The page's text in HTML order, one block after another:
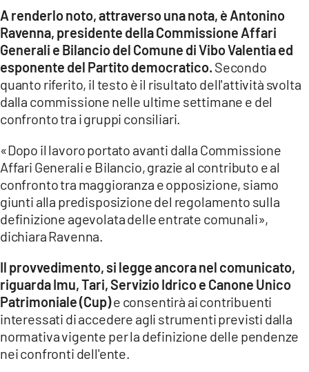
ILREGGINO.IT
COSENZACHANNEL.IT
ILVIBONESE.IT
CATANZAROCHANNEL.IT
App
ANDROID
APPLE
A renderlo noto, attraverso una nota, è Antonino
Ravenna, presidente della Commissione Affari
Generali e Bilancio del Comune di Vibo Valentia ed
esponente del Partito democratico. Secondo
quanto riferito, il testo è il risultato dell'attività svolta
dalla commissione nelle ultime settimane e del
confronto tra i gruppi consiliari.
«Dopo il lavoro portato avanti dalla Commissione
Affari Generali e Bilancio, grazie al contributo e al
confronto tra maggioranza e opposizione, siamo
giunti alla predisposizione del regolamento sulla
definizione agevolata delle entrate comunali»,
dichiara Ravenna.
Il provvedimento, si legge ancora nel comunicato,
riguarda Imu, Tari, Servizio Idrico e Canone Unico
Patrimoniale (Cup)e consentirà ai contribuenti
interessati di accedere agli strumenti previsti dalla
normativa vigente per la definizione delle pendenze
nei confronti dell'ente.